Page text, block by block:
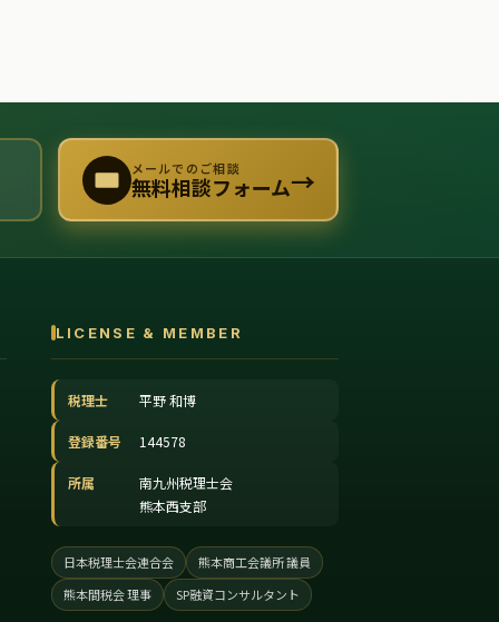
メールでのご相談
無料相談フォーム→
LICENSE & MEMBER
税理士 平野 和博
登録番号 144578
所属
南九州税理士会
熊本西支部
日本税理士会連合会
熊本商工会議所 議員
熊本間税会 理事
SP融資コンサルタント